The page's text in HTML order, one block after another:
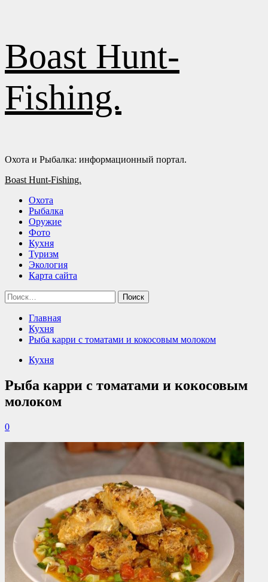
содержимому
Boast Hunt-
Fishing.
Охота и Рыбалка: информационный портал.
Основное
Boast Hunt-Fishing.
Охота
Рыбалка
Оружие
Фото
Кухня
Туризм
Экология
Карта сайта
Найти:
Главная
Кухня
Рыба карри с томатами и кокосовым молоком
Кухня
Рыба карри с томатами и кокосовым
молоком
0